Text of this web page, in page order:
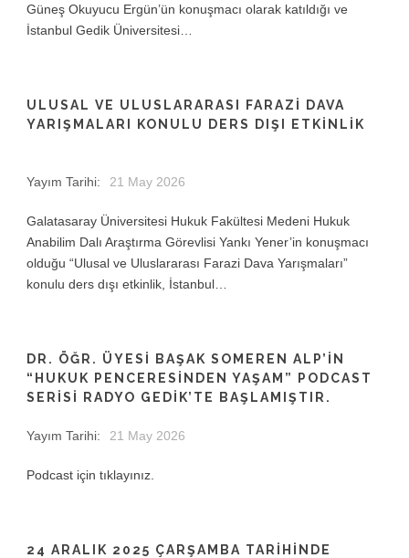
Güneş Okuyucu Ergün’ün konuşmacı olarak katıldığı ve
İstanbul Gedik Üniversitesi…
ULUSAL VE ULUSLARARASI FARAZİ DAVA
YARIŞMALARI KONULU DERS DIŞI ETKİNLİK
Yayım Tarihi: 21 May 2026
Galatasaray Üniversitesi Hukuk Fakültesi Medeni Hukuk
Anabilim Dalı Araştırma Görevlisi Yankı Yener’in konuşmacı
olduğu “Ulusal ve Uluslararası Farazi Dava Yarışmaları”
konulu ders dışı etkinlik, İstanbul…
DR. ÖĞR. ÜYESI BAŞAK SOMEREN ALP’IN
“HUKUK PENCERESINDEN YAŞAM” PODCAST
SERISI RADYO GEDIK’TE BAŞLAMIŞTIR.
Yayım Tarihi: 21 May 2026
Podcast için tıklayınız.
24 ARALIK 2025 ÇARŞAMBA TARİHİNDE